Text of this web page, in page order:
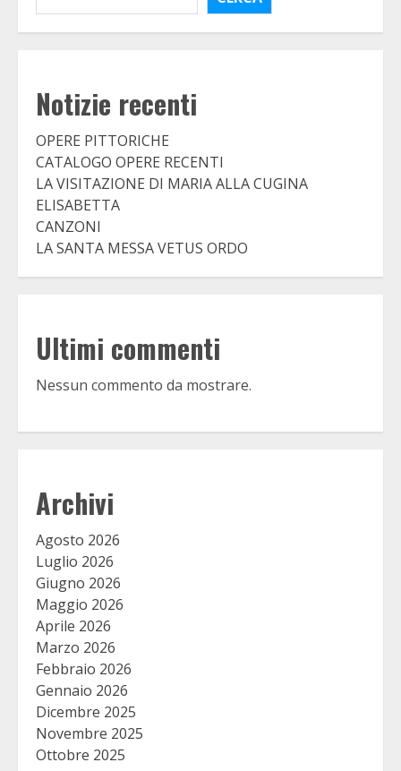
Notizie recenti
OPERE PITTORICHE
CATALOGO OPERE RECENTI
LA VISITAZIONE DI MARIA ALLA CUGINA
ELISABETTA
CANZONI
LA SANTA MESSA VETUS ORDO
Ultimi commenti
Nessun commento da mostrare.
Archivi
Agosto 2026
Luglio 2026
Giugno 2026
Maggio 2026
Aprile 2026
Marzo 2026
Febbraio 2026
Gennaio 2026
Dicembre 2025
Novembre 2025
Ottobre 2025